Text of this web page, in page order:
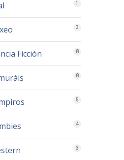
1
3
Ficción 8
8
5
4
3